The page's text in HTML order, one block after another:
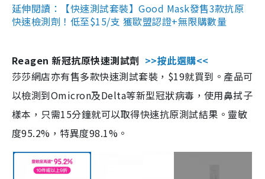
延伸閱讀：【快速測試套裝】Good Mask發售3款抗原
快速檢測劑！低至$15/支 獲歐盟認證+無限購數量
Reagen 新冠抗原快速測試劑 >>按此選購<<
莎莎網店亦有售多款快速測試套裝，$19就買到。產品可
以檢測到Omicron及Delta等新型冠狀病毒，使用鼻拭子
樣本，只需15分鐘就可以取得快速抗原測試結果。靈敏
度95.2%，特異度98.1%。